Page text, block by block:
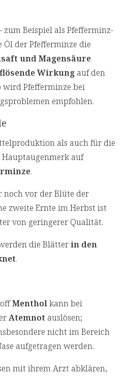
Beispiel als Pfefferminz-
Öl der Pfefferminze die
und Magensäure
Wirkung auf den
wird Pfefferminze bei
empfohlen.
als auch für die
auf
.
noch vor der Blüte der
zweite Ernte im Herbst ist
von geringerer Qualität.
die Blätterin den
.
Mentholkann bei
Atemnot auslösen;
nicht im Bereich
aufgetragen werden.
mit ihrem Arzt abklären,